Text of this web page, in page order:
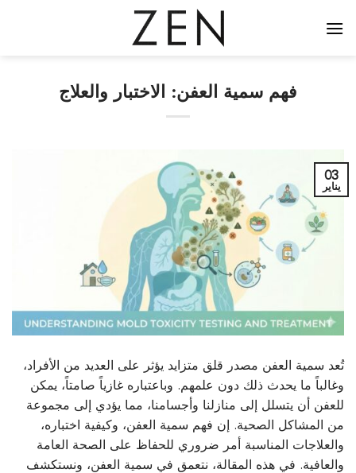
للمحتوى
فهم سمية العفن: الاختبار والعلاج
03
يناير
تُعد سمية العفن مصدر قلق متزايد يؤثر على العديد من الأفراد،
وغالباً ما يحدث ذلك دون علمهم. وباعتباره غازياً صامتاً، يمكن
للعفن أن يتسلل إلى منازلنا وأجسامنا، مما يؤدي إلى مجموعة
من المشاكل الصحية. إن فهم سمية العفن، وكيفية اختباره،
والعلاجات المناسبة أمر ضروري للحفاظ على الصحة العامة
والعافية. في هذه المقالة، نتعمق في سمية العفن، ونستكشف